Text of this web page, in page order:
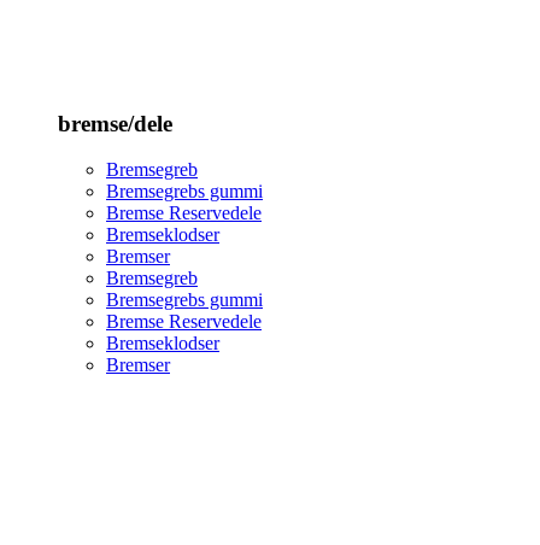
bremse/dele
Bremsegreb
Bremsegrebs gummi
Bremse Reservedele
Bremseklodser
Bremser
Bremsegreb
Bremsegrebs gummi
Bremse Reservedele
Bremseklodser
Bremser